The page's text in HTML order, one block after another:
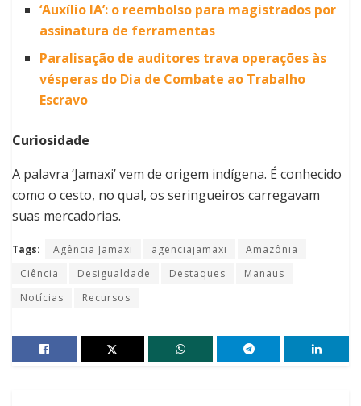
‘Auxílio IA’: o reembolso para magistrados por
assinatura de ferramentas
Paralisação de auditores trava operações às
vésperas do Dia de Combate ao Trabalho
Escravo
Curiosidade
A palavra ‘Jamaxi’ vem de origem indígena. É conhecido
como o cesto, no qual, os seringueiros carregavam
suas mercadorias.
Tags: Agência Jamaxi agenciajamaxi
Amazônia
Ciência
Desigualdade Destaques
Manaus
Notícias
Recursos